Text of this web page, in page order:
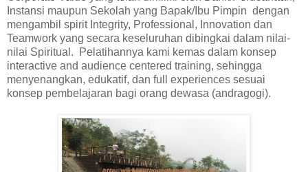
Instansi maupun Sekolah yang Bapak/Ibu Pimpin dengan
mengambil spirit Integrity, Professional, Innovation dan
Teamwork yang secara keseluruhan dibingkai dalam nilai-
nilai Spiritual. Pelatihannya kami kemas dalam konsep
interactive and audience centered training, sehingga
menyenangkan, edukatif, dan full experiences sesuai
konsep pembelajaran bagi orang dewasa (andragogi).